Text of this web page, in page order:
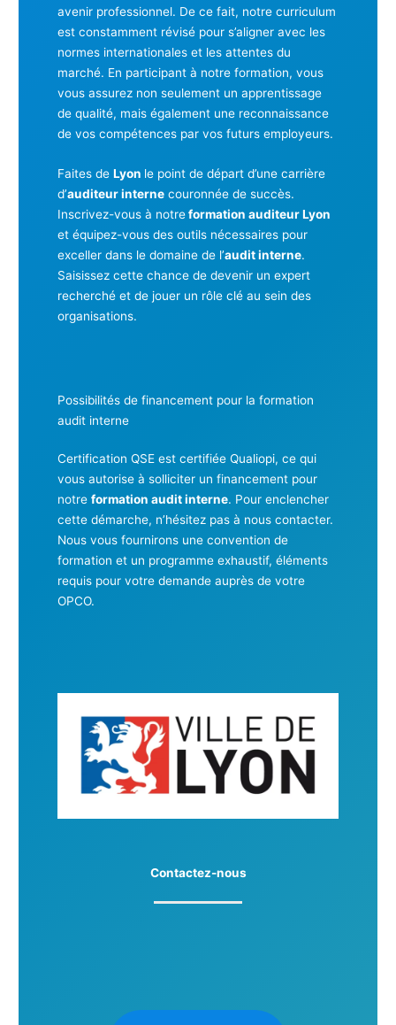
avenir professionnel. De ce fait, notre curriculum
est constamment révisé pour s’aligner avec les
normes internationales et les attentes du
marché. En participant à notre formation, vous
vous assurez non seulement un apprentissage
de qualité, mais également une reconnaissance
de vos compétences par vos futurs employeurs.
Faites de Lyon le point de départ d’une carrière
d’auditeur internecouronnée de succès.
Inscrivez-vous à notreformation auditeur Lyon
et équipez-vous des outils nécessaires pour
exceller dans le domaine de l’audit interne.
Saisissez cette chance de devenir un expert
recherché et de jouer un rôle clé au sein des
organisations.
Possibilités de financement pour la formation
audit interne
Certification QSE est certifiée Qualiopi, ce qui
vous autorise à solliciter un financement pour
notre formation audit interne. Pour enclencher
cette démarche, n’hésitez pas à nous contacter.
Nous vous fournirons une convention de
formation et un programme exhaustif, éléments
requis pour votre demande auprès de votre
OPCO.
Contactez-nous